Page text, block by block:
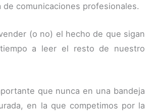
de comunicaciones profesionales.
(o no) el hecho de que sigan
a leer el resto de nuestro
que nunca en una bandeja
en la que competimos por la